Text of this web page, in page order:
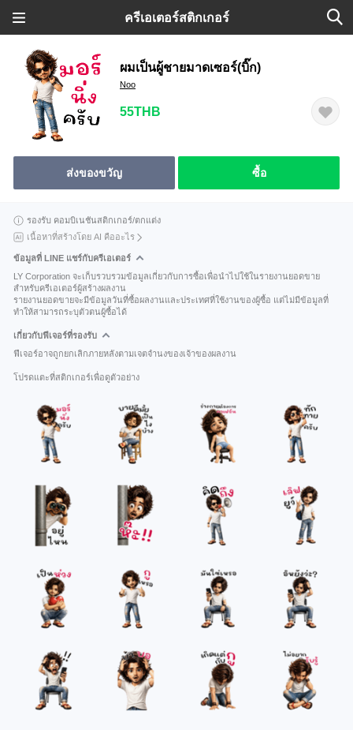
ครีเอเตอร์สติกเกอร์
ผมเป็นผู้ชายมาดเซอร์(บิ๊ก)
Noo
55THB
ส่งของขวัญ ซื้อ
รองรับ คอมบิเนชันสติกเกอร์/ตกแต่ง
เนื้อหาที่สร้างโดย AI คืออะไร
ข้อมูลที่ LINE แชร์กับครีเอเตอร์
LY Corporation จะเก็บรวบรวมข้อมูลเกี่ยวกับการซื้อเพื่อนำไปใช้ในรายงานยอดขาย
สำหรับครีเอเตอร์ผู้สร้างผลงาน
รายงานยอดขายจะมีข้อมูลวันที่ซื้อผลงานและประเทศที่ใช้งานของผู้ซื้อ แต่ไม่มีข้อมูลที่
ทำให้สามารถระบุตัวตนผู้ซื้อได้
เกี่ยวกับฟีเจอร์ที่รองรับ
ฟีเจอร์อาจถูกยกเลิกภายหลังตามเจตจำนงของเจ้าของผลงาน
โปรดแตะที่สติกเกอร์เพื่อดูตัวอย่าง